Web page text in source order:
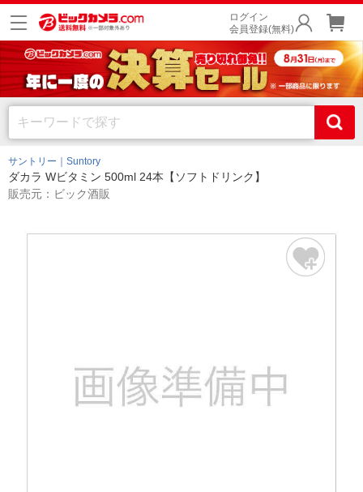
ログイン
会員登録(無料)
サントリー｜Suntory
ダカラ Wビタミン 500ml 24本【ソフトドリンク】
販売元：ビック酒販